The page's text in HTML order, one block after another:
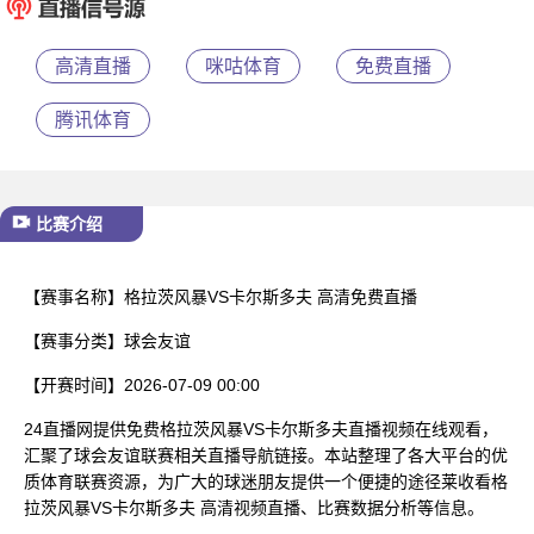
高清直播 咪咕体育 免费直播
腾讯体育
比赛介绍
【赛事名称】 格拉茨风暴VS卡尔斯多夫 高清免费直播
【赛事分类】 球会友谊
【开赛时间】 2026-07-09 00:00
24直播网提供免费格拉茨风暴VS卡尔斯多夫直播视频在线观看，
汇聚了球会友谊联赛相关直播导航链接。本站整理了各大平台的优
质体育联赛资源，为广大的球迷朋友提供一个便捷的途径莱收看格
拉茨风暴VS卡尔斯多夫 高清视频直播、比赛数据分析等信息。